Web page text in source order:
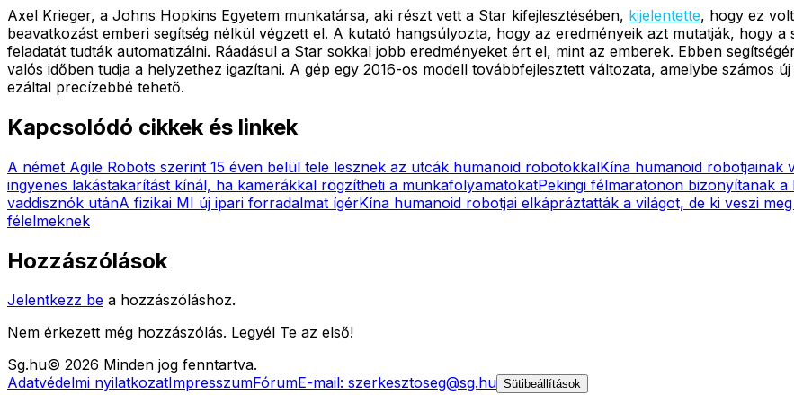
Axel Krieger, a Johns Hopkins Egyetem munkatársa, aki részt vett a Star kifejlesztésében, kijelentette, hogy ez
beavatkozást emberi segítség nélkül végzett el. A kutató hangsúlyozta, hogy az eredményeik azt mutatják, hogy
feladatát tudták automatizálni. Ráadásul a Star sokkal jobb eredményeket ért el, mint az emberek. Ebben
valós időben tudja a helyzethez igazítani. A gép egy 2016-os modell továbbfejlesztett változata, amelybe számos
ezáltal precízebbé tehető.
Kapcsolódó cikkek és linkek
A német Agile Robots szerint 15 éven belül tele lesznek az utcák humanoid robotokkalKína humanoid robotjainak
ingyenes lakástakarítást kínál, ha kamerákkal rögzítheti a munkafolyamatokatPekingi félmaratonon bizonyítanak
vaddisznók utánA fizikai MI új ipari forradalmat ígérKína humanoid robotjai elkápráztatták a világot, de ki veszi
félelmeknek
Hozzászólások
Jelentkezz be a hozzászóláshoz.
Nem érkezett még hozzászólás. Legyél Te az első!
Sg.hu© 2026 Minden jog fenntartva.
Adatvédelmi nyilatkozatImpresszumFórumE-mail: szerkesztoseg@sg.hu Sütibeállítások